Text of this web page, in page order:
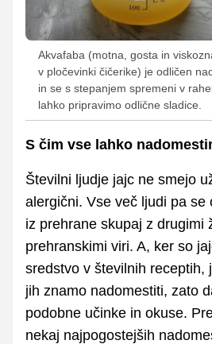
Akvafaba (motna, gosta in
v pločevinki čičerike) je odličen
in se s stepanjem spremeni v
lahko pripravimo odlične sladice.
S čim vse lahko
Številni ljudje jajc ne smejo
alergični. Vse več ljudi pa se
iz prehrane skupaj z drugimi
prehranskimi viri. A, ker so
sredstvo v številnih receptih,
jih znamo nadomestiti, zato
podobne učinke in okuse.
nekaj najpogostejših